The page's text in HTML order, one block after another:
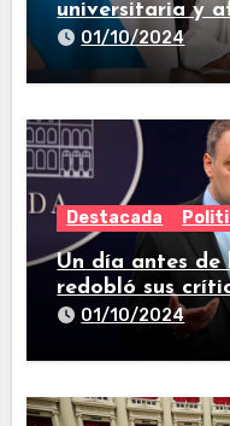
universitaria y
están todos
01/10/2024
Destacada
Un día antes de
redobló sus
nacionales
01/10/2024